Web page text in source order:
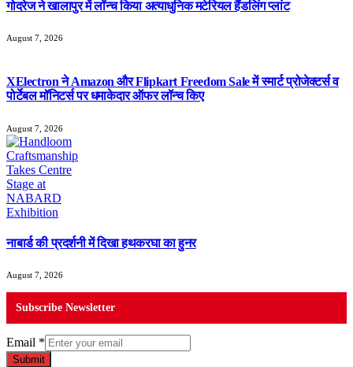
गोदरेज ने खालापुर में लॉन्च किया अत्याधुनिक मटेरियल हैंडलिंग प्लांट
August 7, 2026
XElectron ने Amazon और Flipkart Freedom Sale में स्मार्ट प्रोजेक्टर्स व
पोर्टेबल मॉनिटर्स पर धमाकेदार ऑफर लॉन्च किए
August 7, 2026
नाबार्ड की प्रदर्शनी में दिखा हथकरघा का हुनर
August 7, 2026
Subscribe Newsletter
Email *
Submit